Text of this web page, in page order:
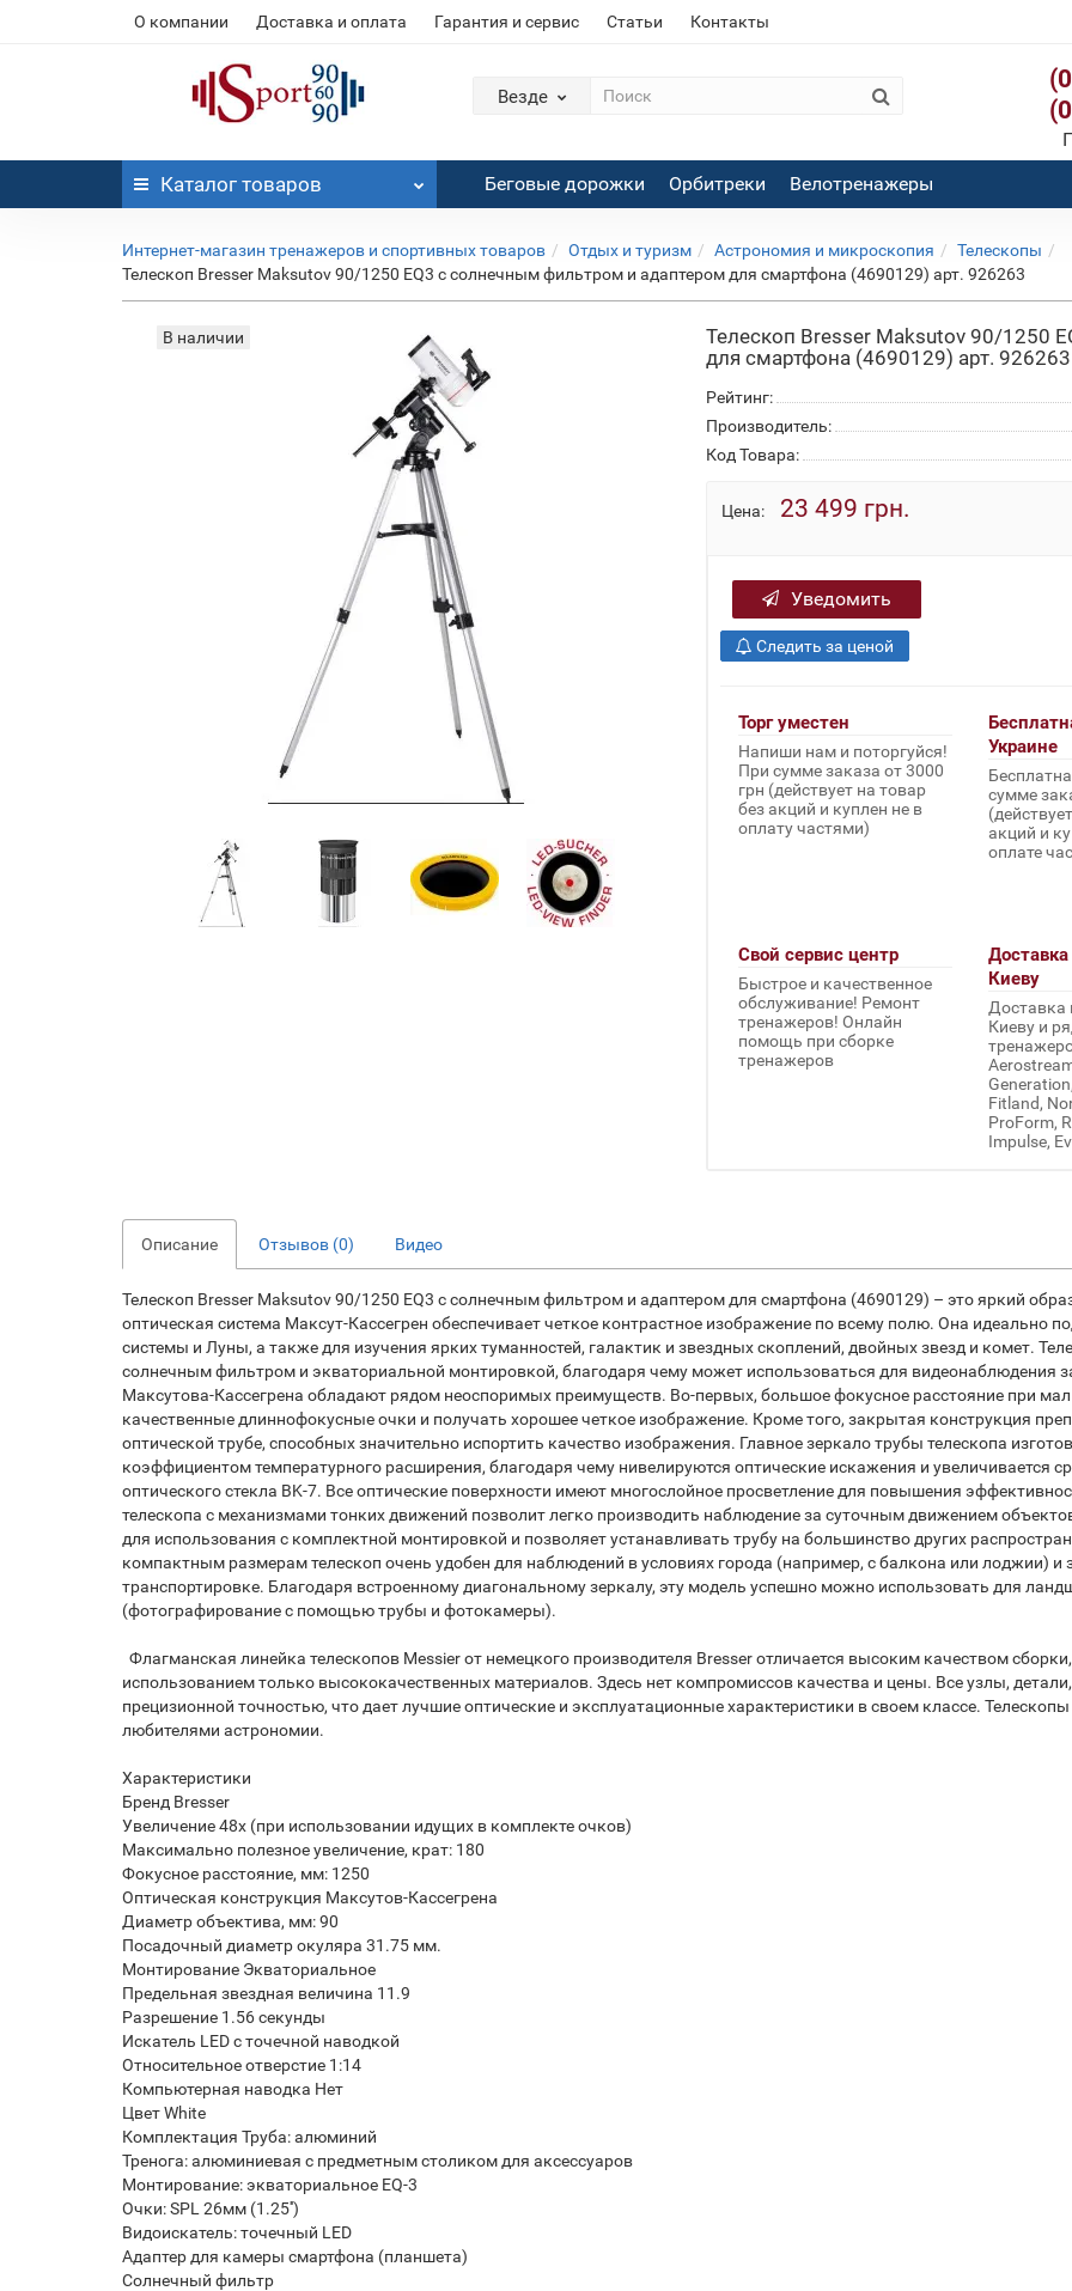
О компании Доставка и оплата Гарантия и сервис Статьи Контакты
Везде
Каталог товаров Беговые дорожки Орбитреки Велотренажеры
Интернет-магазин тренажеров и спортивных товаров Отдых и туризм Астрономия и микроскопия
Телескопы
Телескоп Bresser Maksutov 90/1250 EQ3 с солнечным фильтром и адаптером для смартфона (4690129) арт. 926263
В наличии
Телескоп Bresser Maksutov 90/1250
для смартфона (4690129) арт. 926263
Рейтинг:
Производитель:
Код Товара:
Цена: 23 499 грн.
Уведомить
Следить за ценой
Торг уместен
Напиши нам и поторгуйся!
При сумме заказа от 3000
грн (действует на товар
без акций и куплен не в
оплату частями)
Украине
сумме
акций и
оплате
Свой сервис центр
Быстрое и качественное
обслуживание! Ремонт
тренажеров! Онлайн
помощь при сборке
тренажеров
Киеву
Доставка
Киеву и
Fitland,
ProForm,
Impulse,
Описание Отзывов (0) Видео
Телескоп Bresser Maksutov 90/1250 EQ3 с солнечным фильтром и адаптером для смартфона (4690129) – это яркий
оптическая система Максут-Кассегрен обеспечивает четкое контрастное изображение по всему полю. Она идеально
системы и Луны, а также для изучения ярких туманностей, галактик и звездных скоплений, двойных звезд и комет.
солнечным фильтром и экваториальной монтировкой, благодаря чему может использоваться для видеонаблюдения
Максутова-Кассегрена обладают рядом неоспоримых преимуществ. Во-первых, большое фокусное расстояние при
качественные длиннофокусные очки и получать хорошее четкое изображение. Кроме того, закрытая конструкция
оптической трубе, способных значительно испортить качество изображения. Главное зеркало трубы телескопа
коэффициентом температурного расширения, благодаря чему нивелируются оптические искажения и увеличивается
оптического стекла BK-7. Все оптические поверхности имеют многослойное просветление для повышения
телескопа с механизмами тонких движений позволит легко производить наблюдение за суточным движением
для использования с комплектной монтировкой и позволяет устанавливать трубу на большинство других
компактным размерам телескоп очень удобен для наблюдений в условиях города (например, с балкона или лоджии)
транспортировке. Благодаря встроенному диагональному зеркалу, эту модель успешно можно использовать для
(фотографирование с помощью трубы и фотокамеры).
Флагманская линейка телескопов Messier от немецкого производителя Bresser отличается высоким качеством
использованием только высококачественных материалов. Здесь нет компромиссов качества и цены. Все узлы,
прецизионной точностью, что дает лучшие оптические и эксплуатационные характеристики в своем классе.
любителями астрономии.
Характеристики
Бренд Bresser
Увеличение 48x (при использовании идущих в комплекте очков)
Максимально полезное увеличение, крат: 180
Фокусное расстояние, мм: 1250
Оптическая конструкция Максутов-Кассегрена
Диаметр объектива, мм: 90
Посадочный диаметр окуляра 31.75 мм.
Монтирование Экваториальное
Предельная звездная величина 11.9
Разрешение 1.56 секунды
Искатель LED с точечной наводкой
Относительное отверстие 1:14
Компьютерная наводка Нет
Цвет White
Комплектация Труба: алюминий
Тренога: алюминиевая с предметным столиком для аксессуаров
Монтирование: экваториальное EQ-3
Очки: SPL 26мм (1.25'')
Видоискатель: точечный LED
Адаптер для камеры смартфона (планшета)
Солнечный фильтр